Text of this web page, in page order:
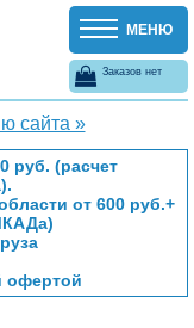
МЕНЮ
Заказов нет
сайта »
руб. (расчет
от 600 руб.+
офертой